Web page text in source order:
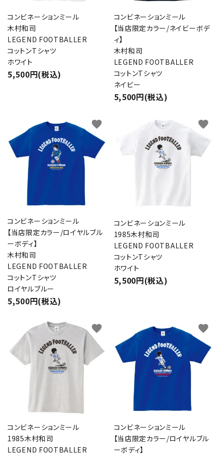
コンビネーションミール
木村和司
LEGEND FOOTBALLER
コットンTシャツ
ホワイト
5,500円(税込)
コンビネーションミール
【当店限定カラー/ネイビーボデ
ィ】
木村和司
LEGEND FOOTBALLER
コットンTシャツ
ネイビー
5,500円(税込)
コンビネーションミール
【当店限定カラー/ロイヤルブル
ーボディ】
木村和司
LEGEND FOOTBALLER
コットンTシャツ
ロイヤルブルー
5,500円(税込)
favorite
コンビネーションミール
1985木村和司
LEGEND FOOTBALLER
コットンTシャツ
ホワイト
5,500円(税込)
favorite
コンビネーションミール
1985木村和司
LEGEND FOOTBALLER
favorite
コンビネーションミール
【当店限定カラー/ロイヤルブル
ーボディ】
favorite